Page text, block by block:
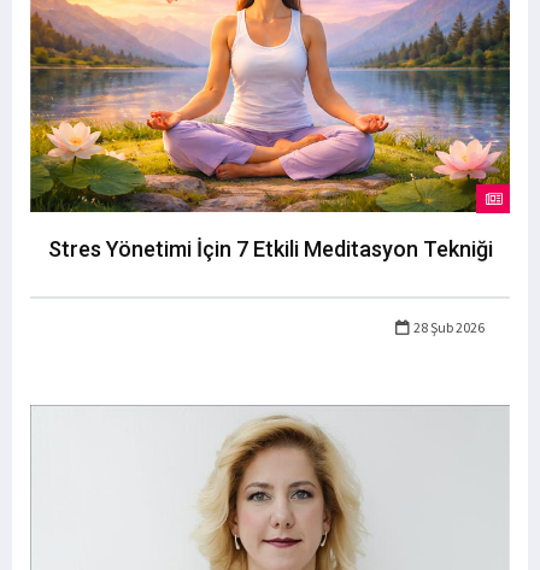
Stres Yönetimi İçin 7 Etkili Meditasyon Tekniği
28 Şub 2026